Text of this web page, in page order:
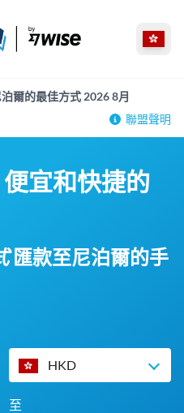
爾的最佳方式 2026 8月
聯盟聲明
宜和快捷的
匯款至尼泊爾的手
HKD
至